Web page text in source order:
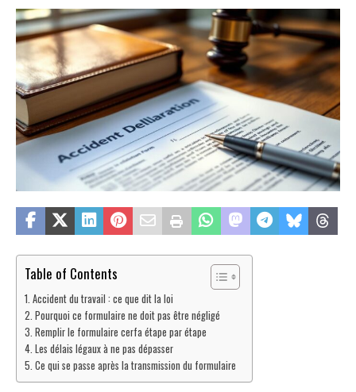
Table of Contents
Accident du travail : ce que dit la loi
Pourquoi ce formulaire ne doit pas être négligé
Remplir le formulaire cerfa étape par étape
Les délais légaux à ne pas dépasser
Ce qui se passe après la transmission du formulaire